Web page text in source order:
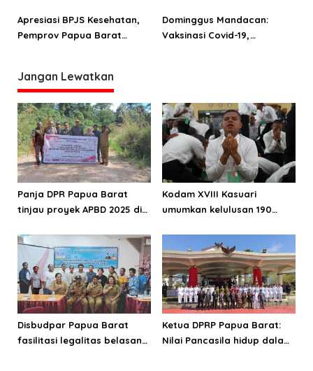
dewan tidaklah ringan
Apresiasi BPJS Kesehatan,
Pemprov Papua Barat
Dominggus Mandacan:
Vaksinasi Covid-19,
Jangan Lewatkan
Panja DPR Papua Barat
tinjau proyek APBD 2025 di
Bintuni
Kodam XVIII Kasuari
umumkan kelulusan 190
Disbudpar Papua Barat
fasilitasi legalitas belasan
Ketua DPRP Papua Barat:
Nilai Pancasila hidup dalam